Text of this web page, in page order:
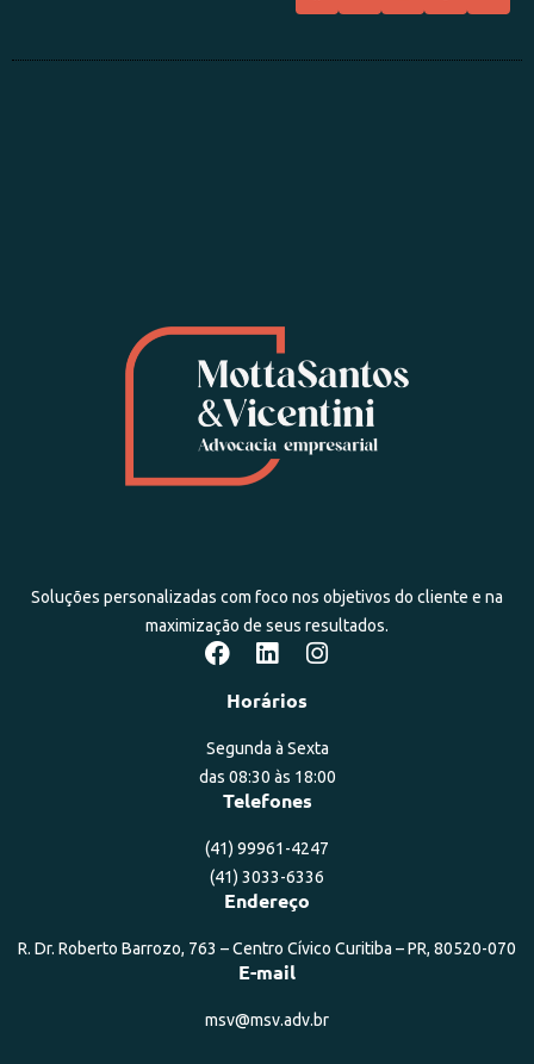
Soluções personalizadas com foco nos objetivos do cliente e na
maximização de seus resultados.
Horários
Segunda à Sexta
das 08:30 às 18:00
Telefones
(41) 99961-4247
(41) 3033-6336
Endereço
R. Dr. Roberto Barrozo, 763 – Centro Cívico Curitiba – PR, 80520-070
E-mail
msv@msv.adv.br